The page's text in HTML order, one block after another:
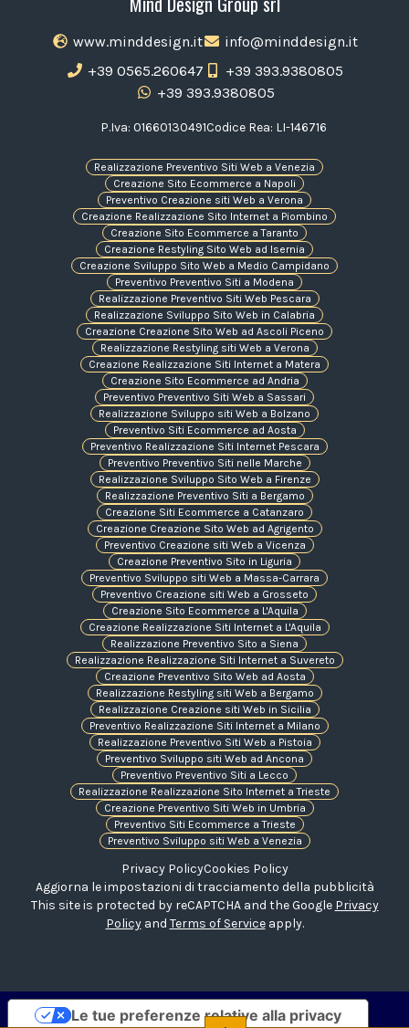
www.minddesign.it
info@minddesign.it
+39 0565.260647
+39 393.9380805
+39 393.9380805
P.Iva: 01660130491Codice Rea: LI-146716
Realizzazione Preventivo Siti Web a Venezia
Creazione Sito Ecommerce a Napoli
Preventivo Creazione siti Web a Verona
Creazione Realizzazione Sito Internet a Piombino
Creazione Sito Ecommerce a Taranto
Creazione Restyling Sito Web ad Isernia
Creazione Sviluppo Sito Web a Medio Campidano
Preventivo Preventivo Siti a Modena
Realizzazione Preventivo Siti Web Pescara
Realizzazione Sviluppo Sito Web in Calabria
Creazione Creazione Sito Web ad Ascoli Piceno
Realizzazione Restyling siti Web a Verona
Creazione Realizzazione Siti Internet a Matera
Creazione Sito Ecommerce ad Andria
Preventivo Preventivo Siti Web a Sassari
Realizzazione Sviluppo siti Web a Bolzano
Preventivo Siti Ecommerce ad Aosta
Preventivo Realizzazione Siti Internet Pescara
Preventivo Preventivo Siti nelle Marche
Realizzazione Sviluppo Sito Web a Firenze
Realizzazione Preventivo Siti a Bergamo
Creazione Siti Ecommerce a Catanzaro
Creazione Creazione Sito Web ad Agrigento
Preventivo Creazione siti Web a Vicenza
Creazione Preventivo Sito in Liguria
Preventivo Sviluppo siti Web a Massa-Carrara
Preventivo Creazione siti Web a Grosseto
Creazione Sito Ecommerce a L'Aquila
Creazione Realizzazione Siti Internet a L'Aquila
Realizzazione Preventivo Sito a Siena
Realizzazione Realizzazione Siti Internet a Suvereto
Creazione Preventivo Sito Web ad Aosta
Realizzazione Restyling siti Web a Bergamo
Realizzazione Creazione siti Web in Sicilia
Preventivo Realizzazione Siti Internet a Milano
Realizzazione Preventivo Siti Web a Pistoia
Preventivo Sviluppo siti Web ad Ancona
Preventivo Preventivo Siti a Lecco
Realizzazione Realizzazione Sito Internet a Trieste
Creazione Preventivo Siti Web in Umbria
Preventivo Siti Ecommerce a Trieste
Preventivo Sviluppo siti Web a Venezia
Privacy PolicyCookies Policy
Aggiorna le impostazioni di tracciamento della pubblicità
This site is protected by reCAPTCHA and the Google Privacy
Policyand Terms of Serviceapply.
Le tue preferenze relative alla privacy